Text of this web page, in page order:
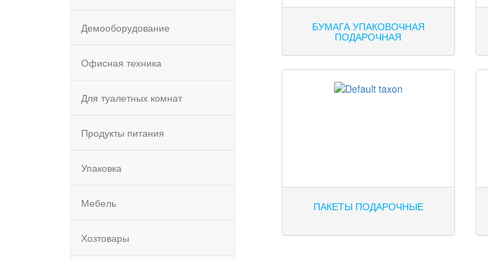
Демооборудование
Офисная техника
Для туалетных комнат
Продукты питания
Упаковка
Мебель
Хозтовары
БУМАГА УПАКОВОЧНАЯ
ПОДАРОЧНАЯ
ПАКЕТЫ ПОДАРОЧНЫЕ